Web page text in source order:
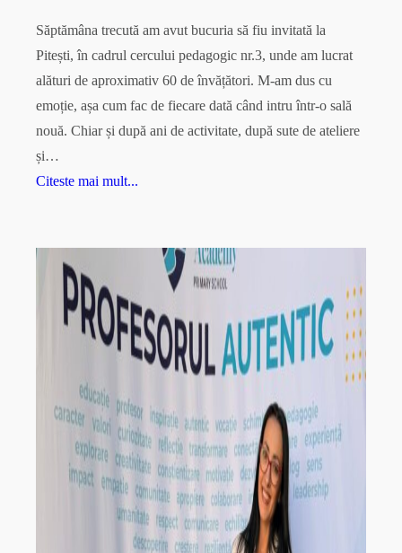
Săptămâna trecută am avut bucuria să fiu invitată la
Pitești, în cadrul cercului pedagogic nr.3, unde am lucrat
alături de aproximativ 60 de învățători. M-am dus cu
emoție, așa cum fac de fiecare dată când intru într-o sală
nouă. Chiar și după ani de activitate, după sute de ateliere
și…
Citeste mai mult...